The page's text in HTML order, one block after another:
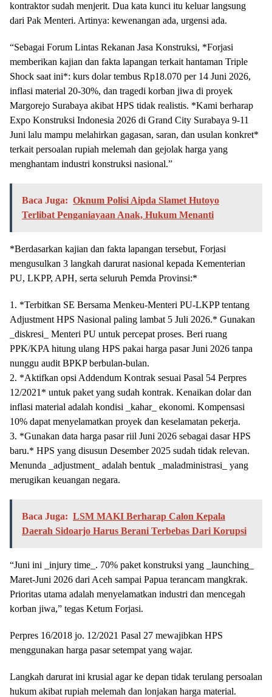
kontraktor sudah menjerit. Dua kata kunci itu keluar langsung
dari Pak Menteri. Artinya: kewenangan ada, urgensi ada.
“Sebagai Forum Lintas Rekanan Jasa Konstruksi, *Forjasi
memberikan kajian dan fakta lapangan terkait hantaman Triple
Shock saat ini*: kurs dolar tembus Rp18.070 per 14 Juni 2026,
inflasi material 20-30%, dan tragedi korban jiwa di proyek
Margorejo Surabaya akibat HPS tidak realistis. *Kami berharap
Expo Konstruksi Indonesia 2026 di Grand City Surabaya 9-11
Juni lalu mampu melahirkan gagasan, saran, dan usulan konkret*
terkait persoalan rupiah melemah dan gejolak harga yang
menghantam industri konstruksi nasional.”
Baca Juga: Oknum Polisi Aipda Slamet Hutoyo
Terlibat Penganiayaan Anak, Hukum Menanti
*Berdasarkan kajian dan fakta lapangan tersebut, Forjasi
mengusulkan 3 langkah darurat nasional kepada Kementerian
PU, LKPP, APH, serta seluruh Pemda Provinsi:*
1. *Terbitkan SE Bersama Menkeu-Menteri PU-LKPP tentang
Adjustment HPS Nasional paling lambat 5 Juli 2026.* Gunakan
_diskresi_ Menteri PU untuk percepat proses. Beri ruang
PPK/KPA hitung ulang HPS pakai harga pasar Juni 2026 tanpa
nunggu audit BPKP berbulan-bulan.
2. *Aktifkan opsi Addendum Kontrak sesuai Pasal 54 Perpres
12/2021* untuk paket yang sudah kontrak. Kenaikan dolar dan
inflasi material adalah kondisi _kahar_ ekonomi. Kompensasi
10% dapat menyelamatkan proyek dan keselamatan pekerja.
3. *Gunakan data harga pasar riil Juni 2026 sebagai dasar HPS
baru.* HPS yang disusun Desember 2025 sudah tidak relevan.
Menunda _adjustment_ adalah bentuk _maladministrasi_ yang
merugikan keuangan negara.
Baca Juga: LSM MAKI Berharap Calon Kepala
Daerah Sidoarjo Harus Berani Terbebas Dari Korupsi
“Juni ini _injury time_. 70% paket konstruksi yang _launching_
Maret-Juni 2026 dari Aceh sampai Papua terancam mangkrak.
Prioritas utama adalah menyelamatkan industri dan mencegah
korban jiwa,” tegas Ketum Forjasi.
Perpres 16/2018 jo. 12/2021 Pasal 27 mewajibkan HPS
menggunakan harga pasar setempat yang wajar.
Langkah darurat ini krusial agar ke depan tidak terulang persoalan
hukum akibat rupiah melemah dan lonjakan harga material.